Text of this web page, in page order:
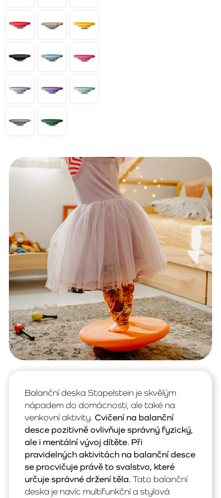
Balanční deska Stapelstein je skvělým
nápadem do domácnosti, ale také na
venkovní aktivity. Cvičení na balanční
desce pozitivně ovlivňuje správný fyzický,
ale i mentální vývoj dítěte. Při
pravidelných aktivitách na balanční desce
se procvičuje právě to svalstvo, které
určuje správné držení těla. Tato balanční
deska je navíc multifunkční a stylová